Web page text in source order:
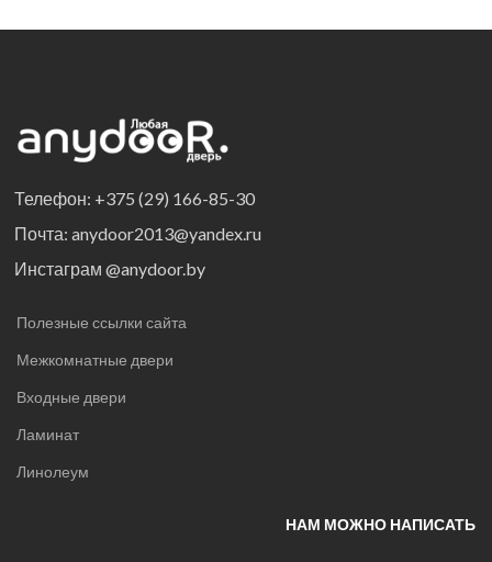
Телефон: +375 (29) 166-85-30
Почта: anydoor2013@yandex.ru
Инстаграм @anydoor.by
Полезные ссылки сайта
Межкомнатные двери
Входные двери
Ламинат
Линолеум
НАМ МОЖНО НАПИСАТЬ